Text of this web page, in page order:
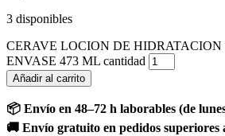
3 disponibles
CERAVE LOCION DE HIDRATACION
ENVASE 473 ML cantidad
Añadir al carrito
📦 Envío en 48–72 h laborables (de
🚚 Envío gratuito en pedidos superiores